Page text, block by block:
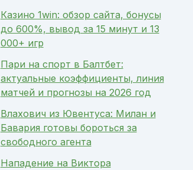
Казино 1win: обзор сайта, бонусы
до 600%, вывод за 15 минут и 13
000+ игр
Пари на спорт в Балтбет:
актуальные коэффициенты, линия
матчей и прогнозы на 2026 год
Влахович из Ювентуса: Милан и
Бавария готовы бороться за
свободного агента
Нападение на Виктора